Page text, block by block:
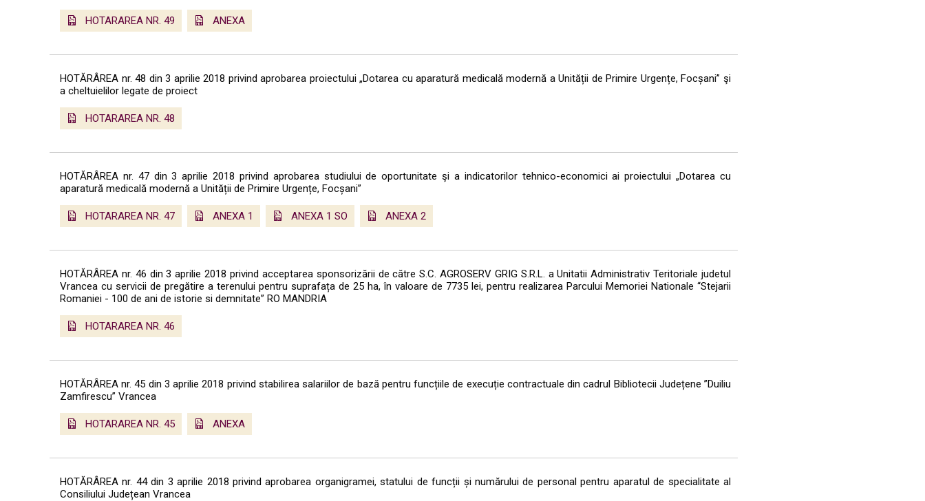
HOTARAREA NR. 49 ANEXA
HOTĂRÂREA nr. 48 din 3 aprilie 2018 privind aprobarea proiectului „Dotarea cu aparatură medicală modernă a Unității de Primire Urgențe, Focșani” şi
a cheltuielilor legate de proiect
HOTARAREA NR. 48
HOTĂRÂREA nr. 47 din 3 aprilie 2018 privind aprobarea studiului de oportunitate şi a indicatorilor tehnico-economici ai proiectului „Dotarea cu
aparatură medicală modernă a Unității de Primire Urgențe, Focșani”
HOTARAREA NR. 47 ANEXA 1 ANEXA 1 SO ANEXA 2
HOTĂRÂREA nr. 46 din 3 aprilie 2018 privind acceptarea sponsorizării de către S.C. AGROSERV GRIG S.R.L. a Unitatii Administrativ Teritoriale judetul
Vrancea cu servicii de pregătire a terenului pentru suprafața de 25 ha, în valoare de 7735 lei, pentru realizarea Parcului Memoriei Nationale “Stejarii
Romaniei - 100 de ani de istorie si demnitate” RO MANDRIA
HOTARAREA NR. 46
HOTĂRÂREA nr. 45 din 3 aprilie 2018 privind stabilirea salariilor de bază pentru funcțiile de execuție contractuale din cadrul Bibliotecii Județene ”Duiliu
Zamfirescu” Vrancea
HOTARAREA NR. 45 ANEXA
HOTĂRÂREA nr. 44 din 3 aprilie 2018 privind aprobarea organigramei, statului de funcții și numărului de personal pentru aparatul de specialitate al
Consiliului Județean Vrancea